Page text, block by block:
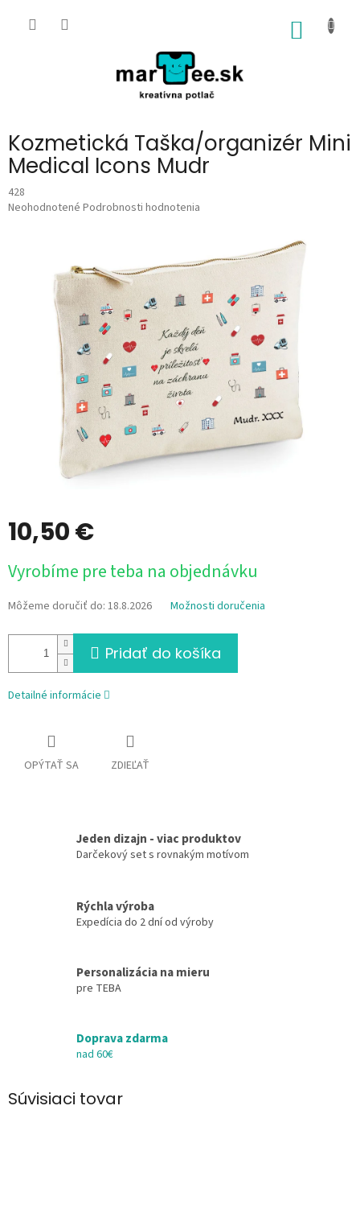
Kozmetická Taška/organizér Mini
Medical Icons Mudr
428
Priemerné
hviezdičiek.
Neohodnotené Podrobnosti hodnotenia
10,50 €
cena:
Vyrobíme pre teba na objednávku
Môžeme doručiť do: 18.8.2026 Možnosti doručenia
Pridať do košíka
Detailné informácie
OPÝTAŤ SA ZDIEĽAŤ
Jeden dizajn - viac produktov
Darčekový set s rovnakým motívom
Rýchla výroba
Expedícia do 2 dní od výroby
Personalizácia na mieru
pre TEBA
Doprava zdarma
nad 60€
Súvisiaci tovar